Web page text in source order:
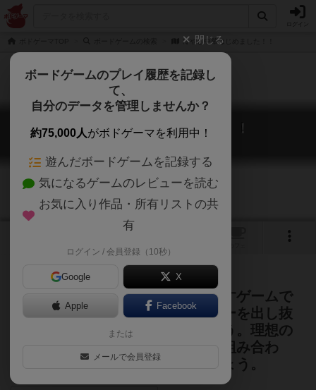
冷やし中華はじめました！！
冷やし中華はじめました！！
Hiyashi chuka hajimemashita
理想の「冷やし中華」作成を目指すゲームで
す。仕入れは命懸け。他プレイヤーを出し抜
いて、市場で具材を獲得しましょう。理想の
形は人それぞれ。獲得した具材を組み合わ
せ、自分だけのレシピを作りましょう。
閉じる
ボードゲームのプレイ履歴を記録し
て、
自分のデータを管理しませんか？
約75,000人がボドゲーマを利用中！
遊んだボードゲームを記録する
気になるゲームのレビューを読む
お気に入り作品・所有リストの共
有
ログイン / 会員登録（10秒）
Google X
Apple Facebook
または
メールで会員登録